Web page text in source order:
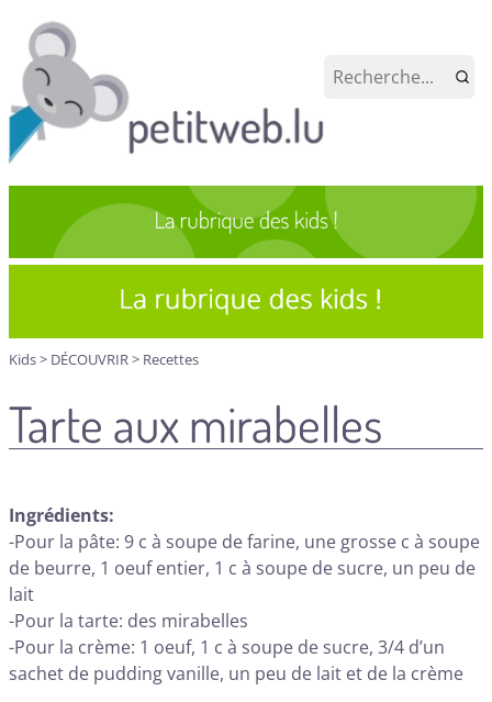
Kids> DÉCOUVRIR> Recettes
Tarte aux mirabelles
Ingrédients:
-Pour la pâte: 9 c à soupe de farine, une grosse c à soupe
de beurre, 1 oeuf entier, 1 c à soupe de sucre, un peu de
lait
-Pour la tarte: des mirabelles
-Pour la crème: 1 oeuf, 1 c à soupe de sucre, 3/4 d’un
sachet de pudding vanille, un peu de lait et de la crème